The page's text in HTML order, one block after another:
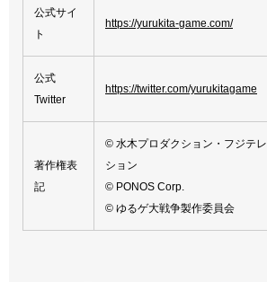
公式サイ
ト
https://yurukita-game.com/
公式
Twitter
https://twitter.com/yurukitagame
著作権表
記
© 水木プロダクション・フジテ
ション
© PONOS Corp.
© ゆるゲ大戦争製作委員会